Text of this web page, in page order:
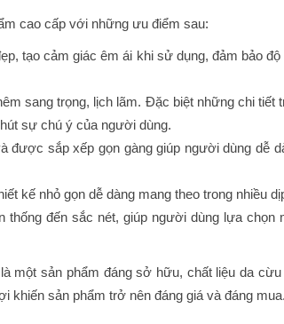
cao cấp với những ưu điểm sau:
tạo cảm giác êm ái khi sử dụng, đảm bảo
sang trọng, lịch lãm. Đặc biệt những chi tiết
sự chú ý của người dùng.
được sắp xếp gọn gàng giúp người dùng dễ
kế nhỏ gọn dễ dàng mang theo trong nhiều
thống đến sắc nét, giúp người dùng lựa
một sản phẩm đáng sở hữu, chất liệu da
khiến sản phẩm trở nên đáng giá và đáng mua.